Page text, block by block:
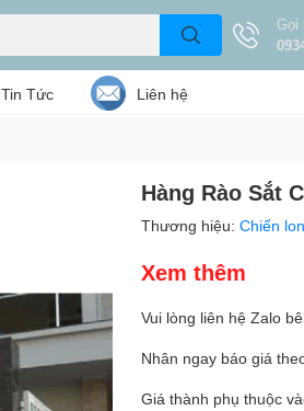
Gọi
Tin Tức Liên hệ
Hàng Rào Sắt
Thương hiệu: Chiến
Xem thêm
Vui lòng liên hệ Zalo
Nhân ngay báo giá
Giá thành phụ thuộc